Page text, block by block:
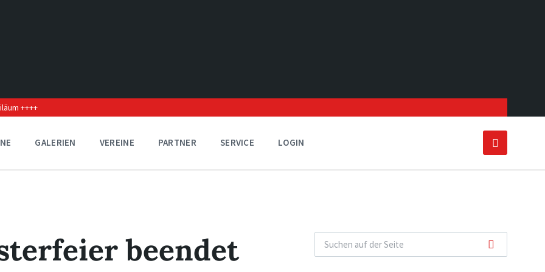
++++
GALERIEN VEREINE PARTNER SERVICE LOGIN
beendet